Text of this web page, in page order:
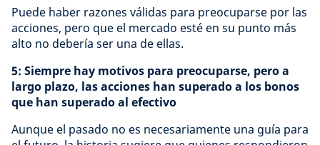
Puede haber razones válidas para preocuparse por las
acciones, pero que el mercado esté en su punto más
alto no debería ser una de ellas.
5: Siempre hay motivos para preocuparse, pero a
largo plazo, las acciones han superado a los bonos
que han superado al efectivo
Aunque el pasado no es necesariamente una guía para